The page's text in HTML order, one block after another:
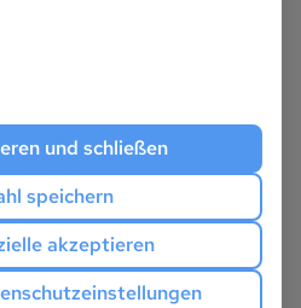
und schließen
speichern
akzeptieren